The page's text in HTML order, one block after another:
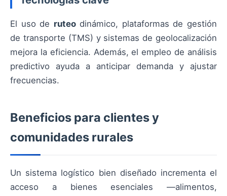
El uso de ruteodinámico, plataformas de gestión
de transporte (TMS) y sistemas de geolocalización
mejora la eficiencia. Además, el empleo de análisis
predictivo ayuda a anticipar demanda y ajustar
frecuencias.
Beneficios para clientes y
comunidades rurales
Un sistema logístico bien diseñado incrementa el
acceso a bienes esenciales —alimentos,